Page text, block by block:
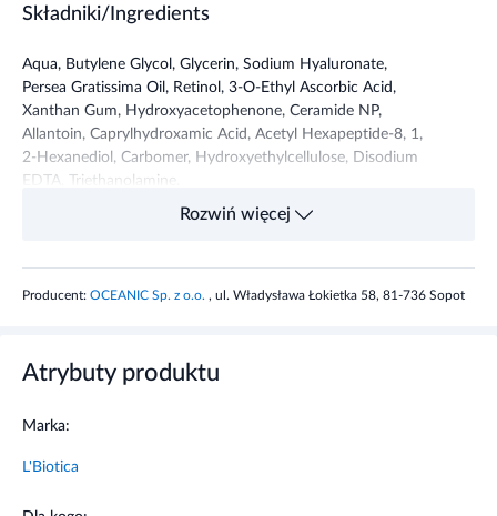
Składniki/Ingredients
Aqua, Butylene Glycol, Glycerin, Sodium Hyaluronate,
Persea Gratissima Oil, Retinol, 3-O-Ethyl Ascorbic Acid,
Xanthan Gum, Hydroxyacetophenone, Ceramide NP,
Allantoin, Caprylhydroxamic Acid, Acetyl Hexapeptide-8, 1,
2-Hexanediol, Carbomer, Hydroxyethylcellulose, Disodium
EDTA, Triethanolamine.
skóry dojrzałej, odwodnionej, z widocznymi oznakami
Właściwości produktu
Maska wygładza, regeneruje i nawilża skórę. Ponad to działa
sprawia, że zmarszczki są mniej widoczne. Główne składniki
Rozwiń więcej
Producent: OCEANIC Sp. z o.o. , ul. Władysława Łokietka 58, 81-736 Sopot
Atrybuty produktu
Marka:
L'Biotica